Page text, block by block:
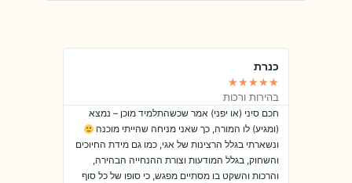
כנרת
★
★
★
★
★
בהירות ורכות
חכם סיני (או יפני) אמר שכשהתלמיד מוכן – נמצא
(ומגיע) לו המורה, כך שאני מניחה שהייתי מוכנה
ונשארתי בגלל הרצינות של אגי, כמו גם מידת החיוכים
והשחוק, בגלל המודעות וצורת ההנחייה הבהירה,
והרכות והשקט בו מסתיים מפגש, כי סופו של כל סוף